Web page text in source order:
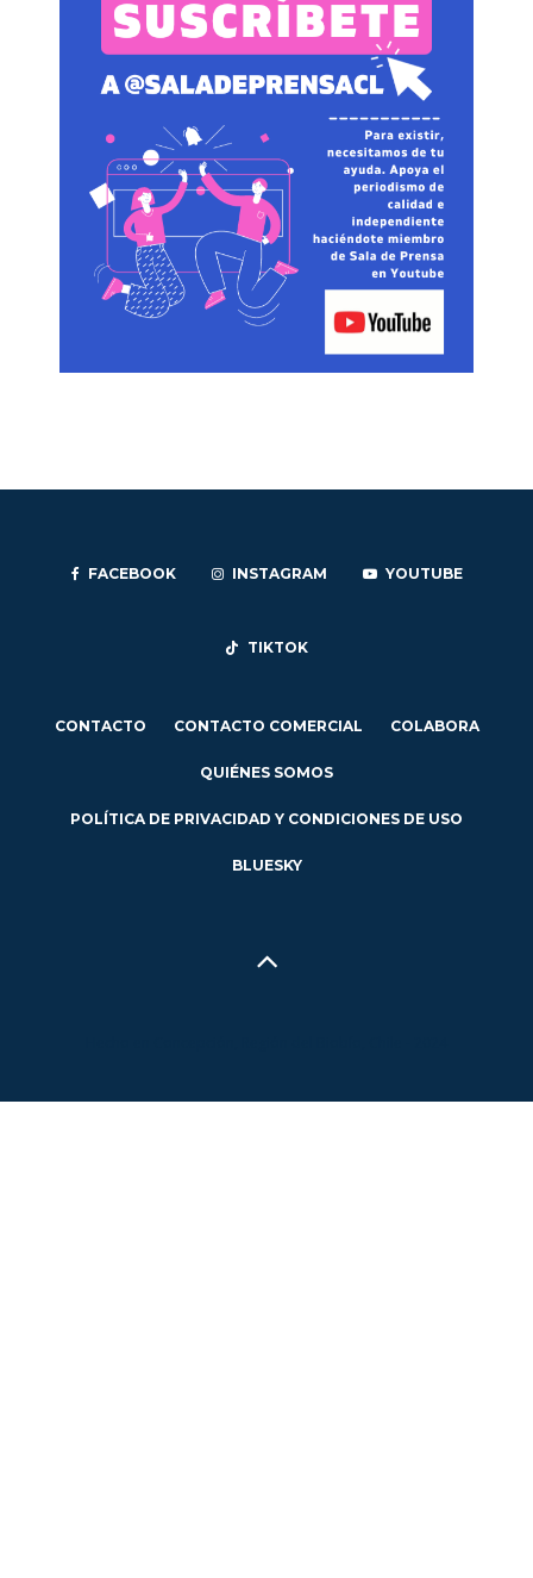
FACEBOOK INSTAGRAM YOUTUBE
TIKTOK
CONTACTO CONTACTO COMERCIAL COLABORA
QUIÉNES SOMOS
POLÍTICA DE PRIVACIDAD Y CONDICIONES DE USO
BLUESKY